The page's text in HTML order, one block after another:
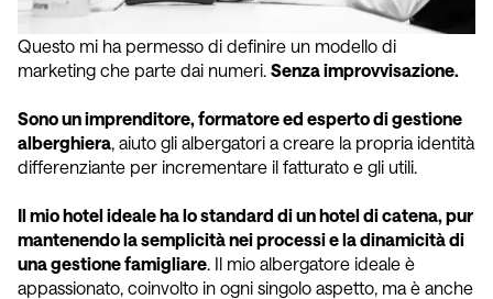
Questo mi ha permesso di definire un modello di
marketing che parte dai numeri. Senza improvvisazione.
Sono un imprenditore, formatore ed esperto di gestione
alberghiera, aiuto gli albergatori a creare la propria identità
differenziante per incrementare il fatturato e gli utili.
Il mio hotel ideale ha lo standard di un hotel di catena, pur
mantenendo la semplicità nei processi e la dinamicità di
una gestione famigliare. Il mio albergatore ideale è
appassionato, coinvolto in ogni singolo aspetto, ma è anche